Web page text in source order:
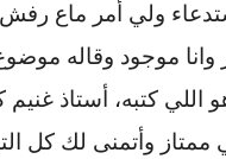
ولي أمر ماع رفش
موجود وقاله موضوع
هو اللي كتبه، أستاذ
وأتمنى لك كل